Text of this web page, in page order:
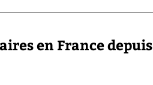
en France depuis